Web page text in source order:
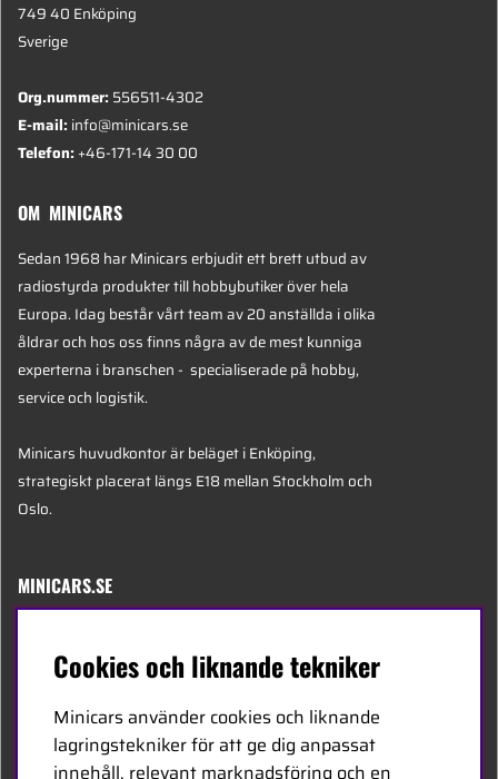
749 40 Enköping
Sverige
Org.nummer:556511-4302
E-mail:info@minicars.se
Telefon:+46-171-14 30 00
OM MINICARS
Sedan 1968 har Minicars erbjudit ett brett utbud av
radiostyrda produkter till hobbybutiker över hela
Europa. Idag består vårt team av 20 anställda i olika
åldrar och hos oss finns några av de mest kunniga
experterna i branschen - specialiserade på hobby,
service och logistik.
Minicars huvudkontor är beläget i Enköping,
strategiskt placerat längs E18 mellan Stockholm och
Oslo.
MINICARS.SE
Bli återförsäljare
Cookies och liknande tekniker
Minicars använder cookies och liknande
lagringstekniker för att ge dig anpassat
innehåll, relevant marknadsföring och en